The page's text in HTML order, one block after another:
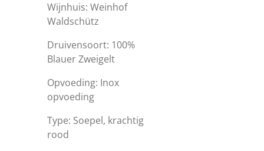
Wijnhuis: Weinhof
Waldschütz
Druivensoort: 100%
Blauer Zweigelt
Opvoeding: Inox
opvoeding
Type: Soepel, krachtig
rood